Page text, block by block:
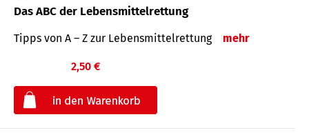
Das ABC der Lebensmittelrettung
Tipps von A – Z zur Lebensmittelrettung mehr
2,50 €